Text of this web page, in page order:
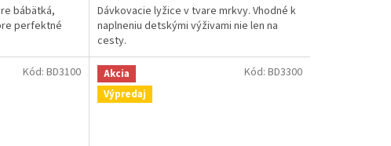
bábätká,
perfektné
Dávkovacie lyžice v tvare mrkvy. Vhodné k
naplneniu detskými výživami nie len na
cesty.
Kód: BD3100
Akcia
Výpredaj
Kód: BD3300